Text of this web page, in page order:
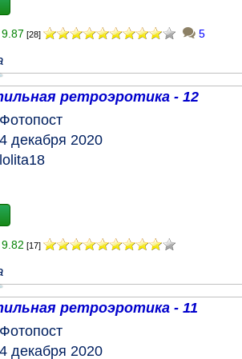
9.87 [28] 5
ретроэротика - 12
Фотопост
4 декабря 2020
lolita18
9.82 [17]
ретроэротика - 11
Фотопост
4 декабря 2020